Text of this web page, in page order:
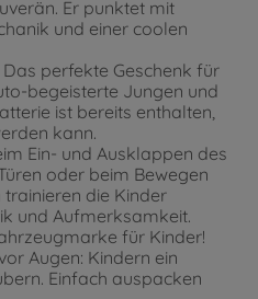
Er punktet mit
und einer coolen
perfekte Geschenk für
begeisterte Jungen und
ist bereits enthalten,
kann.
Ein- und Ausklappen des
oder beim Bewegen
die Kinder
und Aufmerksamkeit.
für Kinder!
Augen: Kindern ein
Einfach auspacken